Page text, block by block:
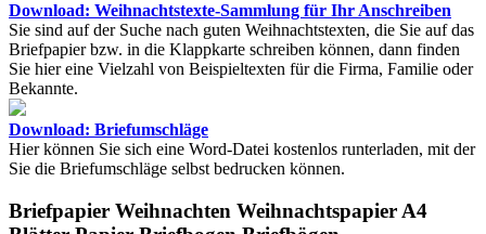
Download: Weihnachtstexte-Sammlung für Ihr Anschreiben
Sie sind auf der Suche nach guten Weihnachtstexten, die Sie auf das
Briefpapier bzw. in die Klappkarte schreiben können, dann finden
Sie hier eine Vielzahl von Beispieltexten für die Firma, Familie oder
Bekannte.
Download: Briefumschläge
Hier können Sie sich eine Word-Datei kostenlos runterladen, mit der
Sie die Briefumschläge selbst bedrucken können.
Briefpapier Weihnachten Weihnachtspapier A4